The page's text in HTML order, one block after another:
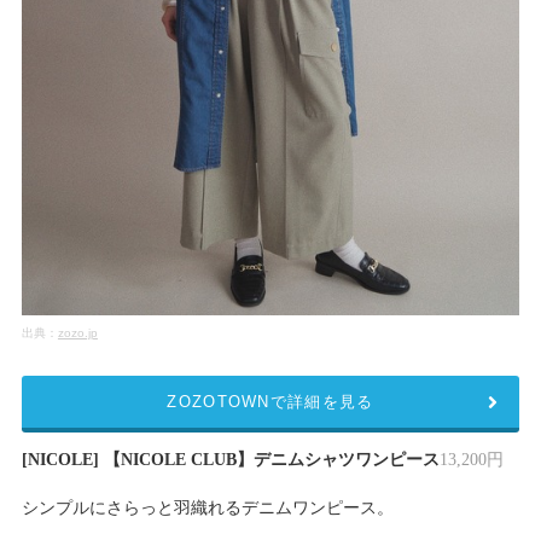
出典： zozo.jp
[NICOLE] 【NICOLE CLUB】デニムシャツワンピース13,200円
シンプルにさらっと羽織れるデニムワンピース。
ZOZOTOWNで詳細を見る